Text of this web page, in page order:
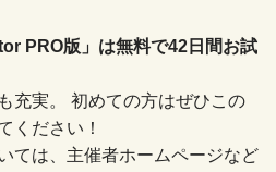
PRO版」は無料で42日間お試
充実。 初めての方はぜひこの
ください！
ては、主催者ホームページなど